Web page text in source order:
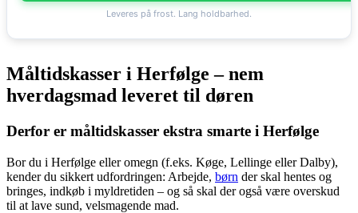
Leveres på frost. Lang holdbarhed.
Måltidskasser i Herfølge – nem
hverdagsmad leveret til døren
Derfor er måltidskasser ekstra smarte i Herfølge
Bor du i Herfølge eller omegn (f.eks. Køge, Lellinge eller Dalby),
kender du sikkert udfordringen: Arbejde, børn der skal hentes og
bringes, indkøb i myldretiden – og så skal der også være overskud
til at lave sund, velsmagende mad.